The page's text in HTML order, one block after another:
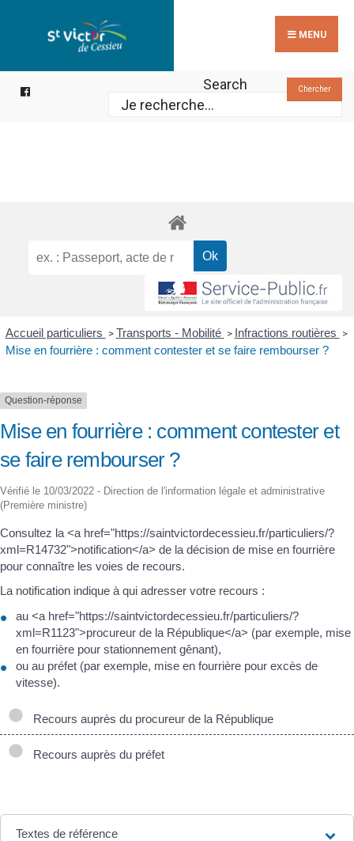
MENU
Search Chercher
Accueil particuliers > Transports - Mobilité > Infractions routières >
Mise en fourrière : comment contester et se faire rembourser ?
Question-réponse
Mise en fourrière : comment contester et
se faire rembourser ?
Vérifié le 10/03/2022 - Direction de l'information légale et administrative
(Première ministre)
Consultez la <a href="https://saintvictordecessieu.fr/particuliers/?
xml=R14732">notification</a> de la décision de mise en fourrière
pour connaître les voies de recours.
La notification indique à qui adresser votre recours :
au <a href="https://saintvictordecessieu.fr/particuliers/?
xml=R1123">procureur de la République</a> (par exemple, mise
en fourrière pour stationnement gênant),
ou au préfet (par exemple, mise en fourrière pour excès de
vitesse).
Recours auprès du procureur de la République
Recours auprès du préfet
Textes de référence
for: